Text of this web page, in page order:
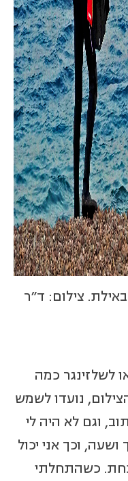
צילום: ד"ר
לשלזינגר כמה
נועדו לשמש
וגם לא היה לי
וכך אני יכול
כשהתחלתי